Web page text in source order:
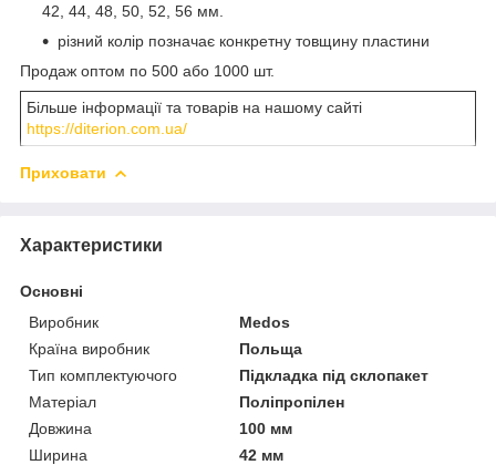
42, 44, 48, 50, 52, 56 мм.
різний колір позначає конкретну товщину пластини
Продаж оптом по 500 або 1000 шт.
Більше інформації та товарів на нашому сайті
https://diterion.com.ua/
Приховати
Характеристики
Основні
Виробник
Medos
Країна виробник
Польща
Тип комплектуючого
Підкладка під склопакет
Матеріал
Поліпропілен
Довжина
100 мм
Ширина
42 мм